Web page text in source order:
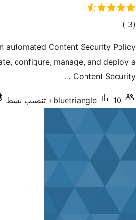
(3
إجمالي)
automated Content Security Policy
configure, manage, and deploy a
Content Security …
bluetriangle 10+ تنصيب نشط